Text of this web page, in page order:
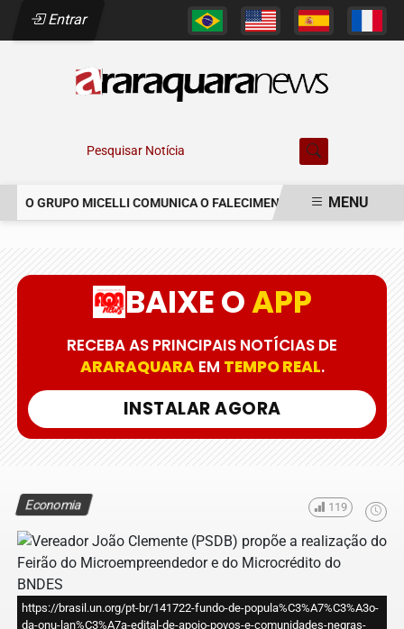
Entrar
Pesquisar Notícia
O GRUPO MICELLI COMUNICA O FALECIMENTO DO SR. MARCELO
MENU
BAIXE OAPP
RECEBA AS PRINCIPAIS NOTÍCIAS DE
ARARAQUARAEM TEMPO REAL.
INSTALAR AGORA
Economia 119
https://brasil.un.org/pt-br/141722-fundo-de-popula%C3%A7%C3%A3o-
da-onu-lan%C3%A7a-edital-de-apoio-povos-e-comunidades-negras-